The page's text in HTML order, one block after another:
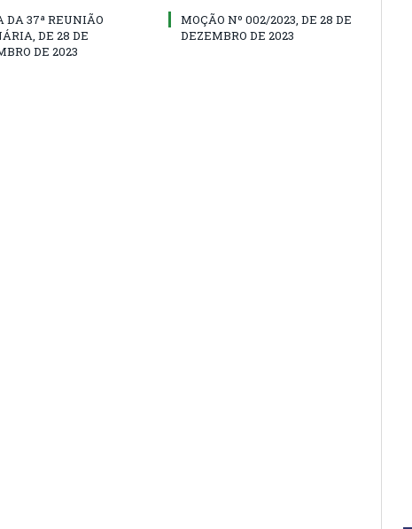
DA 37ª REUNIÃO
DE 28 DE
DE 2023
MOÇÃO Nº 002/2023, DE 28 DE
DEZEMBRO DE 2023